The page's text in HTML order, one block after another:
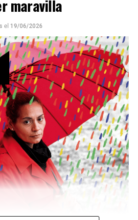
☝️viene con doble tapa, que
Sin chamuyo, a remarla.
en PDF
maravilla
el 19/06/2026